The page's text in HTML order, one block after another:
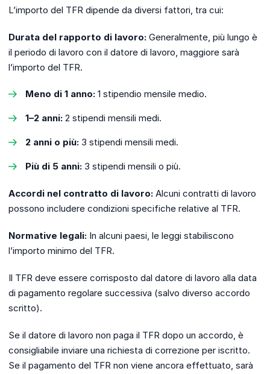
L’importo del TFR dipende da diversi fattori, tra cui:
Durata del rapporto di lavoro: Generalmente, più lungo è
il periodo di lavoro con il datore di lavoro, maggiore sarà
l’importo del TFR.
Meno di 1 anno: 1 stipendio mensile medio.
1–2 anni: 2 stipendi mensili medi.
2 anni o più: 3 stipendi mensili medi.
Più di 5 anni: 3 stipendi mensili o più.
Accordi nel contratto di lavoro: Alcuni contratti di lavoro
possono includere condizioni specifiche relative al TFR.
Normative legali: In alcuni paesi, le leggi stabiliscono
l’importo minimo del TFR.
Il TFR deve essere corrisposto dal datore di lavoro alla data
di pagamento regolare successiva (salvo diverso accordo
scritto).
Se il datore di lavoro non paga il TFR dopo un accordo, è
consigliabile inviare una richiesta di correzione per iscritto.
Se il pagamento del TFR non viene ancora effettuato, sarà